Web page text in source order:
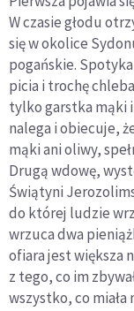
W czasie głodu
się w okolice
pogańskie.
picia i trochę
tylko garstka mąki
nalega i obiecuje,
mąki ani oliwy,
Drugą wdowę,
Świątyni
do której ludzie
wrzuca dwa
ofiara jest większa
z tego, co im
wszystko, co miała